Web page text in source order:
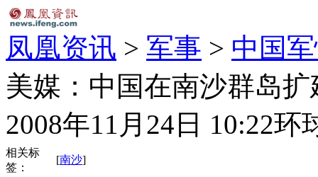
凤凰资讯 > 军事 > 中国
美媒：中国在南沙群岛
2008年11月24日 10:22环
相关标
签：
[南沙]